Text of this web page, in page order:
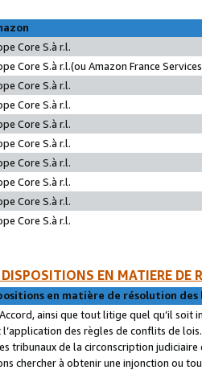
Core S.à r.l.
Core S.à r.l.(ou Amazon France
Core S.à r.l.
Core S.à r.l.
Core S.à r.l.
Core S.à r.l.
Core S.à r.l.
Core S.à r.l.
Core S.à r.l.
Core S.à r.l.
EN MATIERE DE
en matière de résolution
ainsi que tout litige quel qu’il soit
l’application des règles de conflits de
tribunaux de la circonscription
chercher à obtenir une injonction ou